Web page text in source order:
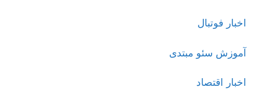
اخبار فوتبال
آموزش سئو مبتدی
اخبار اقتصاد